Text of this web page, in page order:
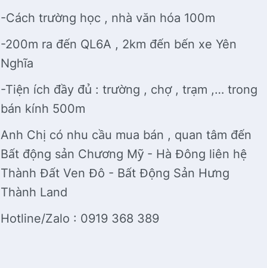
-Cách trường học , nhà văn hóa 100m
-200m ra đến QL6A , 2km đến bến xe Yên
Nghĩa
-Tiện ích đầy đủ : trường , chợ , trạm ,… trong
bán kính 500m
Anh Chị có nhu cầu mua bán , quan tâm đến
Bất động sản Chương Mỹ - Hà Đông liên hệ
Thành Đất Ven Đô - Bất Động Sản Hưng
Thành Land
Hotline/Zalo : 0919 368 389